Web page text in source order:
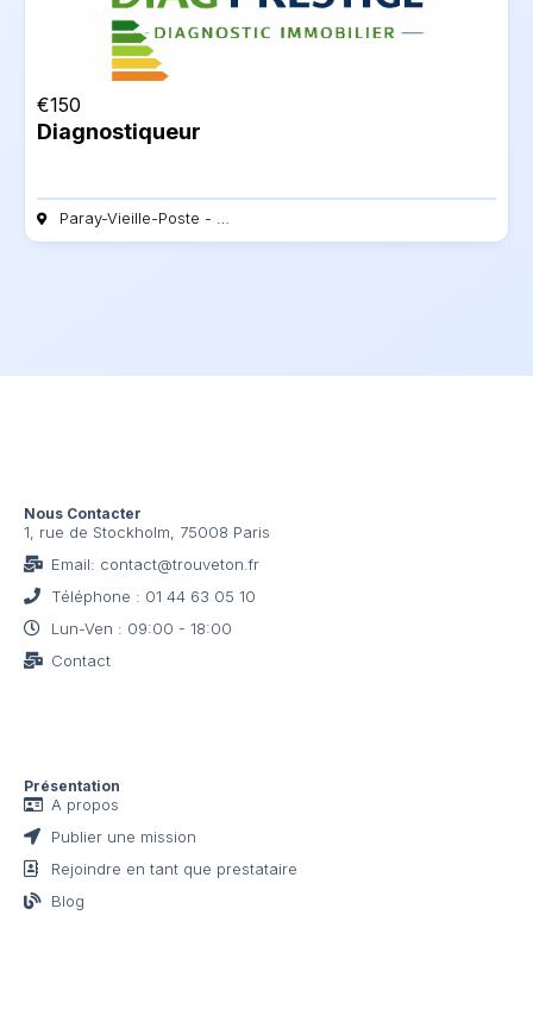
€150
Diagnostiqueur
Présentation
A propos
Publier une mission
Rejoindre en tant que prestataire
Blog
Nous Contacter
1, rue de Stockholm, 75008 Paris
Email: contact@trouveton.fr
Téléphone : 01 44 63 05 10
Lun-Ven : 09:00 - 18:00
Contact